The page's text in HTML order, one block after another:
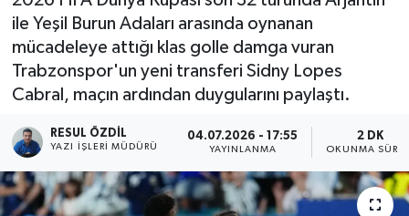
ile Yeşil Burun Adaları arasında oynanan
mücadeleye attığı klas golle damga vuran
Trabzonspor'un yeni transferi Sidny Lopes
Cabral, maçın ardından duygularını paylaştı.
RESUL ÖZDIL
YAZI İŞLERI MÜDÜRÜ
04.07.2026 - 17:55
YAYINLANMA
2 DK
OKUNMA